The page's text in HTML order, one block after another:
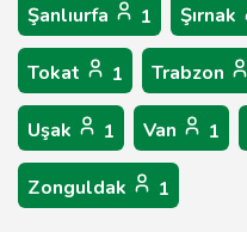
Şanlıurfa 1 Şırnak
Tokat 1 Trabzon
Uşak 1 Van 1
Zonguldak 1